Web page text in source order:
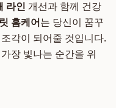
라인 개선과 함께 건강
홈케어는 당신이 꿈꾸
각이 되어줄 것입니다.
장 빛나는 순간을 위